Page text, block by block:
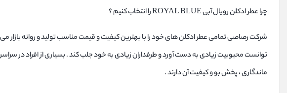
چرا عطر ادکلن رویال آبی ROYAL BLUE را انتخاب کنیم ؟
شرکت رصاصی تمامی عطر ادکلن های خود را با بهترین کیفیت و قیمت مناسب تولید و روانه
توانست محبوبیت زیادی به دست آورد و طرفداران زیادی به خود جلب کند . بسیاری از افراد در
ماندگاری ، پخش بو و کیفیت آن دارند .